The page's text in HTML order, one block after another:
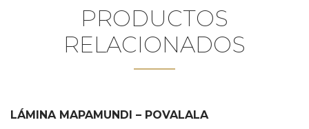
PRODUCTOS
RELACIONADOS
LÁMINA MAPAMUNDI – POVALALA